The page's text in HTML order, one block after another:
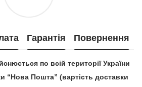
Гарантія Повернення
по всій території України
“Нова Пошта” (вартість доставки